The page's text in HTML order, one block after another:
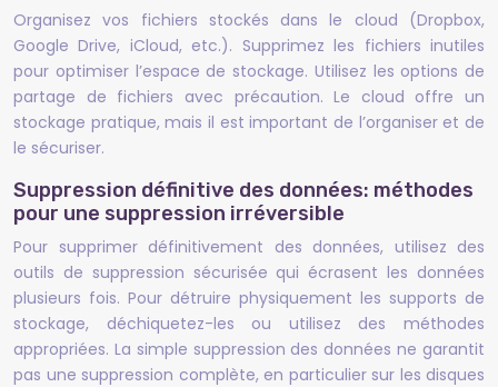
Organisez vos fichiers stockés dans le cloud (Dropbox,
Google Drive, iCloud, etc.). Supprimez les fichiers inutiles
pour optimiser l’espace de stockage. Utilisez les options de
partage de fichiers avec précaution. Le cloud offre un
stockage pratique, mais il est important de l’organiser et de
le sécuriser.
Suppression définitive des données: méthodes
pour une suppression irréversible
Pour supprimer définitivement des données, utilisez des
outils de suppression sécurisée qui écrasent les données
plusieurs fois. Pour détruire physiquement les supports de
stockage, déchiquetez-les ou utilisez des méthodes
appropriées. La simple suppression des données ne garantit
pas une suppression complète, en particulier sur les disques